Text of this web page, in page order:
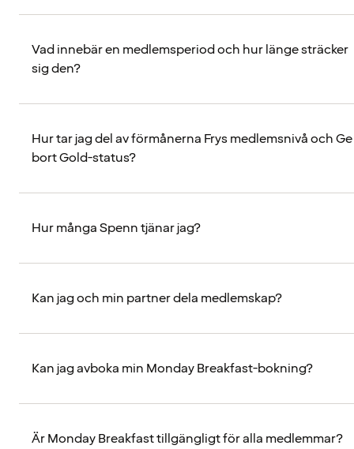
Vad innebär en medlemsperiod och hur länge sträcker
sig den?
Hur tar jag del av förmånerna Frys medlemsnivå och Ge
bort Gold-status?
Hur många Spenn tjänar jag?
Kan jag och min partner dela medlemskap?
Kan jag avboka min Monday Breakfast-bokning?
Är Monday Breakfast tillgängligt för alla medlemmar?